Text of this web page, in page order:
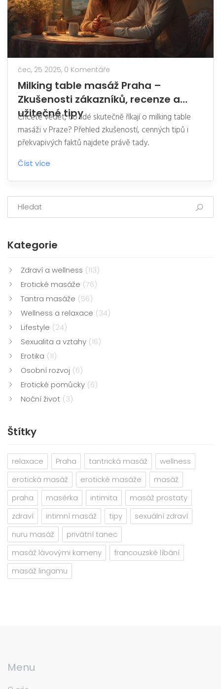
čec, 25 2025, 0 Komentáře
Milking table masáž Praha –
Zkušenosti zákazníků, recenze a
užitečné tipy
Chcete vědět, co lidé skutečně říkají o milking table
masáži v Praze? Přehled zkušeností, cenných tipů i
překvapivých faktů najdete právě tady.
Číst více
Kategorie
Zdraví a wellness (113)
Erotické masáže (76)
Tantra masáže (56)
Wellness a relaxace (34)
Lifestyle (24)
Sexualita a vztahy (16)
Erotika (11)
Osobní rozvoj (6)
Erotické pomůcky (6)
Noční život (3)
Štítky
relaxace Praha tantrická masáž
wellness
erotická masáž
erotické masáže
masáž
praha
masérka intimita
masáž prostaty
zdraví
intimní masáž tipy
sexuální zdraví
nuru masáž
privátní tanec
masáž lávovými kameny
francouzské líbání
masáž lingamu
Menu